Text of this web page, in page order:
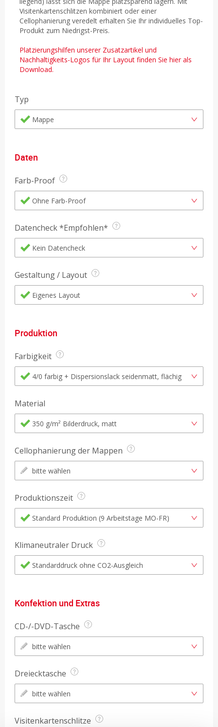
Visitenkartenschlitzen kombiniert oder einer
Cellophanierung veredelt erhalten Sie Ihr individuelles Top-
Produkt zum Niedrigst-Preis.
Platzierungshilfen unserer Zusatzartikel und
Nachhaltigkeits-Logos für Ihr Layout finden Sie hier als
Download.
Typ
Mappe
Daten
Farb-Proof
Ohne Farb-Proof
Datencheck *Empfohlen*
Kein Datencheck
Gestaltung / Layout
Eigenes Layout
Produktion
Farbigkeit
4/0 farbig + Dispersionslack seidenmatt, flächig
Material
350 g/m² Bilderdruck, matt
Cellophanierung der Mappen
bitte wählen
Produktionszeit
Standard Produktion (9 Arbeitstage MO-FR)
Klimaneutraler Druck
Standarddruck ohne CO2-Ausgleich
Konfektion und Extras
CD-/-DVD-Tasche
bitte wählen
Dreiecktasche
bitte wählen
Visitenkartenschlitze